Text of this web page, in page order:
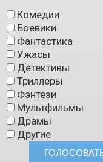
Комедии
Боевики
Фантастика
Ужасы
Детективы
Триллеры
Фэнтези
Мультфильмы
Драмы
Другие